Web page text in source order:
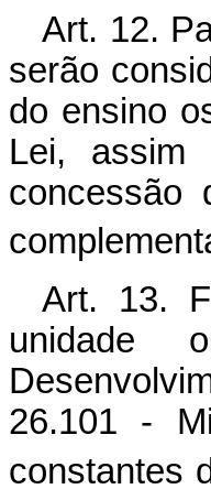
Art. 12.
serão
do ensino
Lei, assim
concessão
Art. 13.
unidade
26.101 -
constantes